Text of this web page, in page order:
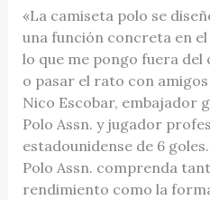
«La camiseta polo se
una función concreta en
lo que me pongo fuera
o pasar el rato con
Nico Escobar, embajador
Polo Assn. y jugador
estadounidense de 6
Polo Assn. comprenda
rendimiento como la